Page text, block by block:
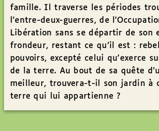
famille. Il traverse les périodes
l’entre-deux-guerres, de
Libération sans se départir de son
frondeur, restant ce qu’il est :
pouvoirs, excepté celui qu’exerce
de la terre. Au bout de sa quête
meilleur, trouvera-t-il son jardin à
terre qui lui appartienne ?